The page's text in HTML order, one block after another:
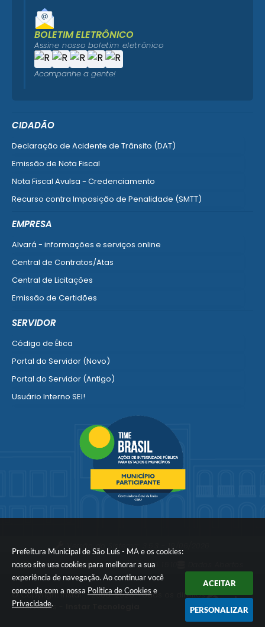
Prefeitura Municipal de São Luís - MA e os cookies:
nosso site usa cookies para melhorar a sua
experiência de navegação. Ao continuar você
concorda com a nossa Política de Cookies e
Privacidade.
ACEITAR
PERSONALIZAR
CIDADÃO
Declaração de Acidente de Trânsito (DAT)
Emissão de Nota Fiscal
Nota Fiscal Avulsa - Credenciamento
Recurso contra Imposição de Penalidade (SMTT)
EMPRESA
Alvará - informações e serviços online
Central de Contratos/Atas
Central de Licitações
Emissão de Certidões
SERVIDOR
Código de Ética
Portal do Servidor (Novo)
Portal do Servidor (Antigo)
Usuário Interno SEI!
Portal do Segurado
Manual de Gestão Patrimonial
Ver mais serviços para o Servidor
BOLETIM ELETRÔNICO
Assine nosso boletim eletrônico
Acompanhe a gente!
Portal atualizado em:07/08/2026 15:10
© Copyright Instar - 2006-2026. Todos os direitos
reservados -